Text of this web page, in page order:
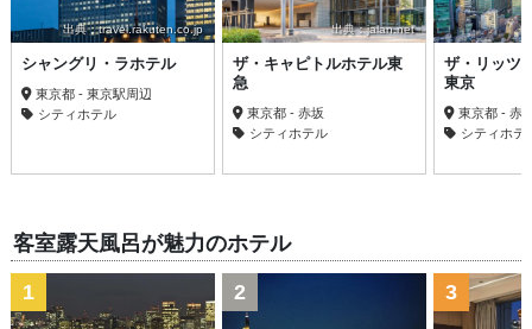
出典：travel.rakuten.co.jp
シャングリ・ラホテル
東京都 - 東京駅周辺
シティホテル
出典：jalan.net
ザ・キャピトルホテル東
急
東京都 - 赤坂
シティホテル
ザ・リッツ
東京
東京都 - 赤
シティホテ
客室露天風呂が魅力のホテル
1 2 3